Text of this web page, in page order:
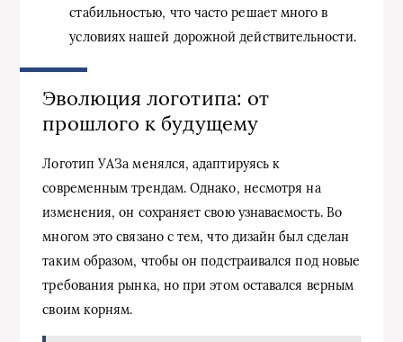
стабильностью, что часто решает много в
условиях нашей дорожной действительности.
Эволюция логотипа: от
прошлого к будущему
Логотип УАЗа менялся, адаптируясь к
современным трендам. Однако, несмотря на
изменения, он сохраняет свою узнаваемость. Во
многом это связано с тем, что дизайн был сделан
таким образом, чтобы он подстраивался под новые
требования рынка, но при этом оставался верным
своим корням.